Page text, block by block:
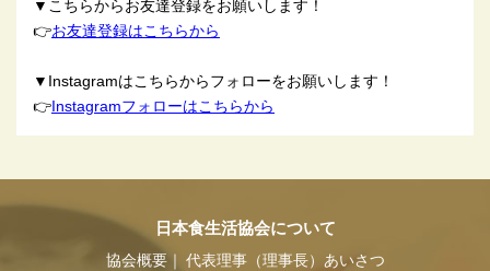
▼こちらからお友達登録をお願いします！
👉お友達登録はこちらから
▼Instagramはこちらからフォローをお願いします！
👉Instagramフォローはこちらから
日本食生活協会について
協会概要
代表理事（理事長）あいさつ